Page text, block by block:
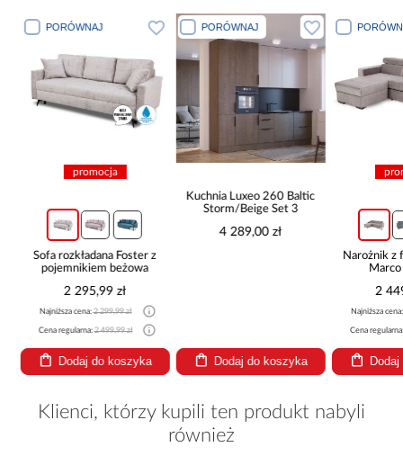
PORÓWNAJ
promocja
Sofa rozkładana Foster z
pojemnikiem beżowa
2 295,99 zł
Najniższa cena:2 299,99 zł
Cena regularna:2 499,99 zł
Dodaj do koszyka
PORÓWNAJ
Kuchnia Luxeo 260 Baltic
Storm/Beige Set 3
4 289,00 zł
Dodaj do koszyka
Narożnik z
2
Najniższa
Cena
Klienci, którzy kupili ten produkt nabyli
również